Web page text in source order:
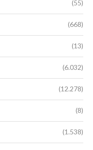
(55)
(668)
(13)
(6.032)
(12.278)
(8)
(1.538)